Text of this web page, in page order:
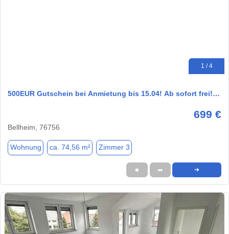
1 / 4
500EUR Gutschein bei Anmietung bis 15.04! Ab sofort frei!…
699 €
Bellheim, 76756
Wohnung ca. 74,56 m² Zimmer 3
★ ➦ ➜